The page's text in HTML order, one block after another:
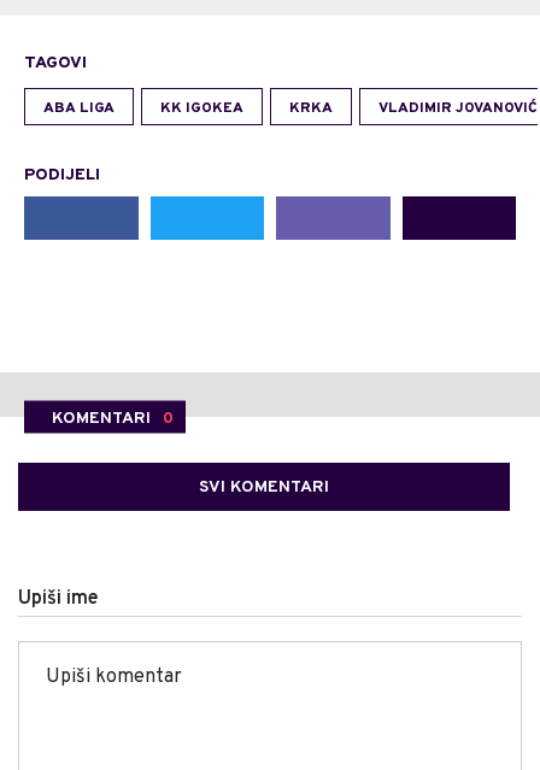
TAGOVI
ABA LIGA KK IGOKEA KRKA VLADIMIR JOVANOVIĆ
PODIJELI
KOMENTARI 0
SVI KOMENTARI
Upiši ime